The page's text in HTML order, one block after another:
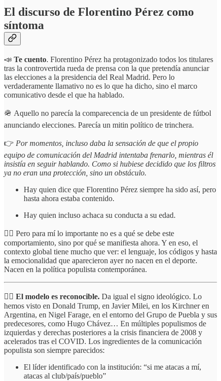
El discurso de Florentino Pérez como
síntoma
📣 Te cuento. Florentino Pérez ha protagonizado todos los titulares
tras la controvertida rueda de prensa con la que pretendía anunciar
las elecciones a la presidencia del Real Madrid. Pero lo
verdaderamente llamativo no es lo que ha dicho, sino el marco
comunicativo desde el que ha hablado.
🪖 Aquello no parecía la comparecencia de un presidente de fútbol
anunciando elecciones. Parecía un mitin político de trinchera.
👉 Por momentos, incluso daba la sensación de que el propio
equipo de comunicación del Madrid intentaba frenarlo, mientras él
insistía en seguir hablando. Como si hubiese decidido que los filtros
ya no eran una protección, sino un obstáculo.
Hay quien dice que Florentino Pérez siempre ha sido así, pero
hasta ahora estaba contenido.
Hay quien incluso achaca su conducta a su edad.
☝🏻 Pero para mí lo importante no es a qué se debe este
comportamiento, sino por qué se manifiesta ahora. Y en eso, el
contexto global tiene mucho que ver: el lenguaje, los códigos y hasta
la emocionalidad que aparecieron ayer no nacen en el deporte.
Nacen en la política populista contemporánea.
☝🏻 El modelo es reconocible. Da igual el signo ideológico. Lo
hemos visto en Donald Trump, en Javier Milei, en los Kirchner en
Argentina, en Nigel Farage, en el entorno del Grupo de Puebla y sus
predecesores, como Hugo Chávez… En múltiples populismos de
izquierdas y derechas posteriores a la crisis financiera de 2008 y
acelerados tras el COVID. Los ingredientes de la comunicación
populista son siempre parecidos:
El líder identificado con la institución: “si me atacas a mí,
atacas al club/país/pueblo”